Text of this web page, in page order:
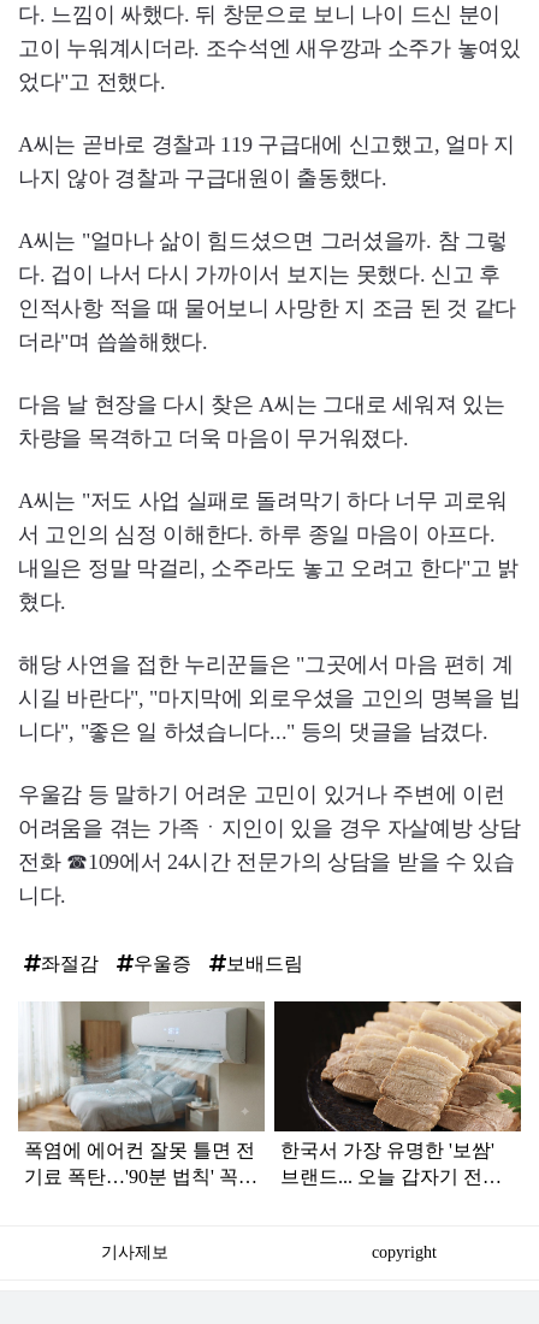
다. 느낌이 싸했다. 뒤 창문으로 보니 나이 드신 분이
고이 누워계시더라. 조수석엔 새우깡과 소주가 놓여있
었다"고 전했다.
A씨는 곧바로 경찰과 119 구급대에 신고했고, 얼마 지
나지 않아 경찰과 구급대원이 출동했다.
A씨는 "얼마나 삶이 힘드셨으면 그러셨을까. 참 그렇
다. 겁이 나서 다시 가까이서 보지는 못했다. 신고 후
인적사항 적을 때 물어보니 사망한 지 조금 된 것 같다
더라"며 씁쓸해했다.
다음 날 현장을 다시 찾은 A씨는 그대로 세워져 있는
차량을 목격하고 더욱 마음이 무거워졌다.
A씨는 "저도 사업 실패로 돌려막기 하다 너무 괴로워
서 고인의 심정 이해한다. 하루 종일 마음이 아프다.
내일은 정말 막걸리, 소주라도 놓고 오려고 한다"고 밝
혔다.
해당 사연을 접한 누리꾼들은 "그곳에서 마음 편히 계
시길 바란다", "마지막에 외로우셨을 고인의 명복을 빕
니다", "좋은 일 하셨습니다..." 등의 댓글을 남겼다.
우울감 등 말하기 어려운 고민이 있거나 주변에 이런
어려움을 겪는 가족ㆍ지인이 있을 경우 자살예방 상담
전화 ☎109에서 24시간 전문가의 상담을 받을 수 있습
니다.
좌절감 우울증 보배드림
라
폭염에 에어컨 잘못 틀면 전
기료 폭탄…'90분 법칙' 꼭
한국서 가장 유명한 '보쌈'
브랜드... 오늘 갑자기 전해
기사제보 copyright